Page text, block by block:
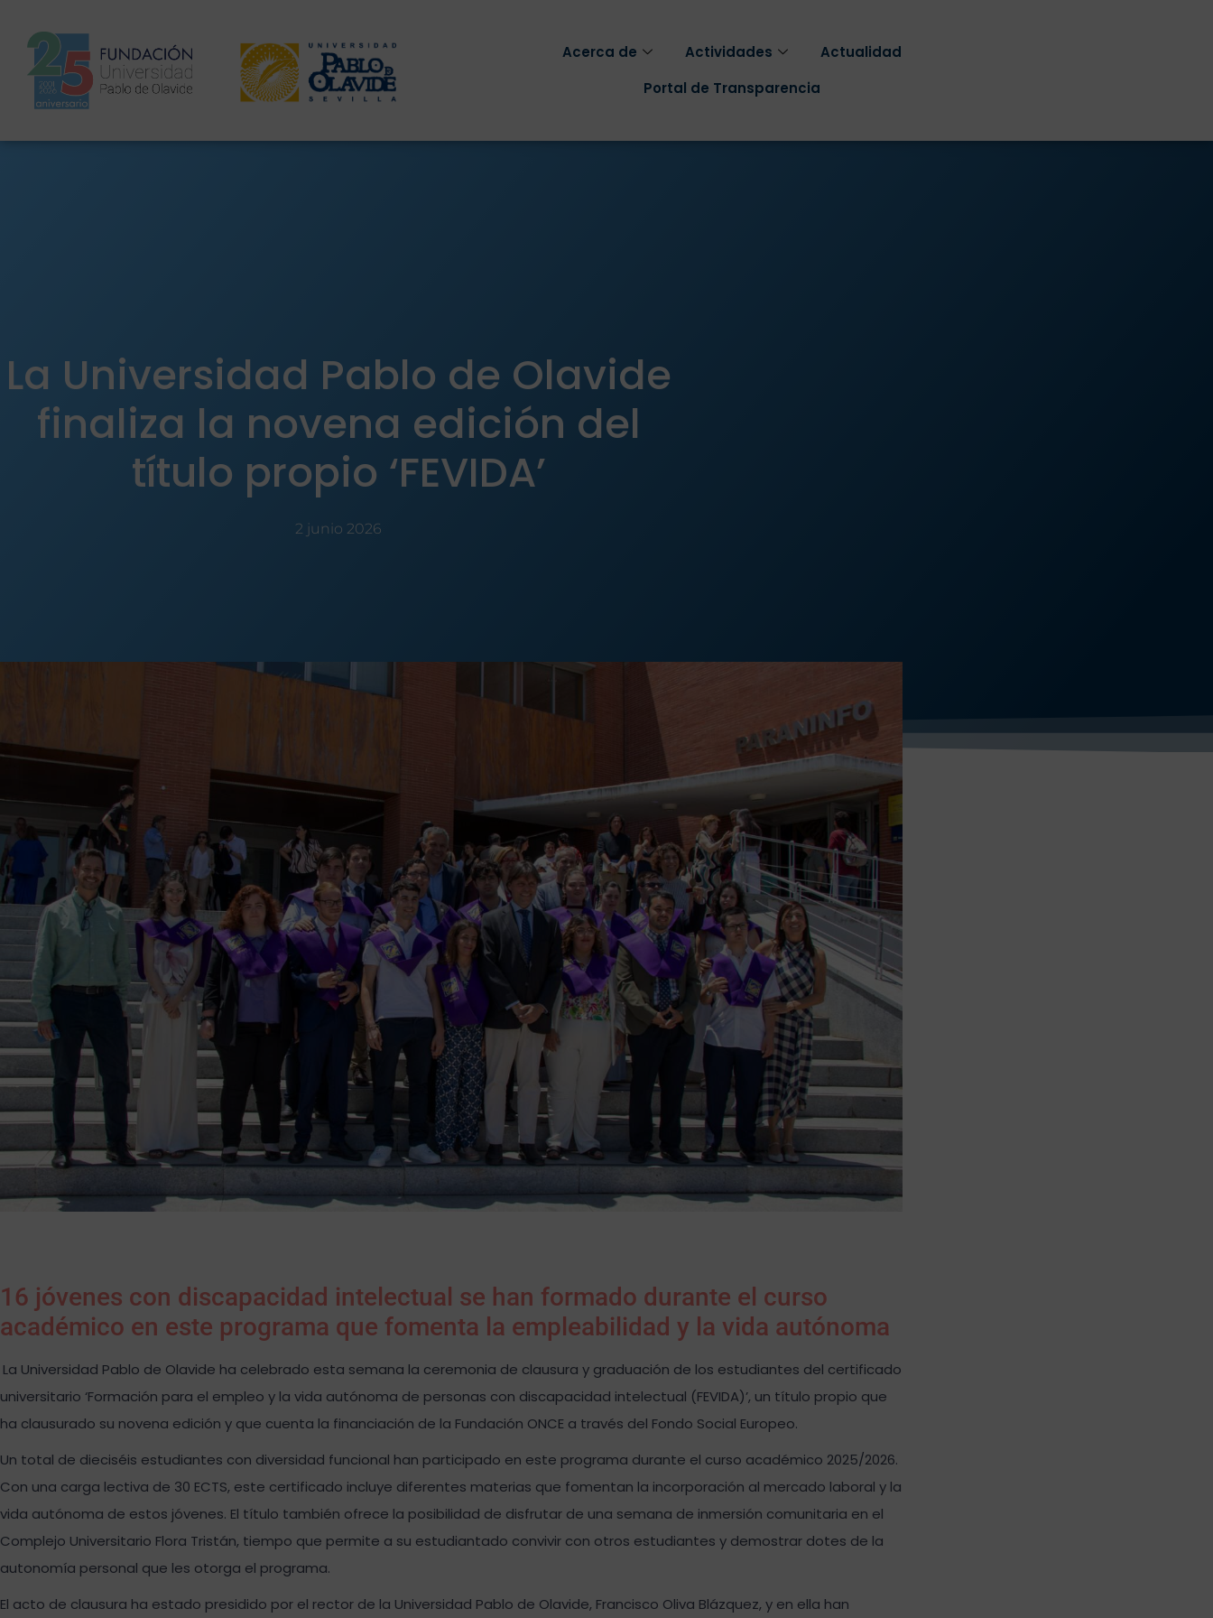
Acerca de Actividades
Actualidad
Portal de Transparencia
La Universidad Pablo de Olavide
finaliza la novena edición del
título propio ‘FEVIDA’
2 junio 2026
16 jóvenes con discapacidad intelectual se han formado durante el curso
académico en este programa que fomenta la empleabilidad y la vida autónoma
La Universidad Pablo de Olavide ha celebrado esta semana la ceremonia de clausura y graduación de los estudiantes del certificado
universitario ‘Formación para el empleo y la vida autónoma de personas con discapacidad intelectual (FEVIDA)’, un título propio que
ha clausurado su novena edición y que cuenta la financiación de la Fundación ONCE a través del Fondo Social Europeo.
Un total de dieciséis estudiantes con diversidad funcional han participado en este programa durante el curso académico 2025/2026.
Con una carga lectiva de 30 ECTS, este certificado incluye diferentes materias que fomentan la incorporación al mercado laboral y la
vida autónoma de estos jóvenes. El título también ofrece la posibilidad de disfrutar de una semana de inmersión comunitaria en el
Complejo Universitario Flora Tristán, tiempo que permite a su estudiantado convivir con otros estudiantes y demostrar dotes de la
autonomía personal que les otorga el programa.
El acto de clausura ha estado presidido por el rector de la Universidad Pablo de Olavide, Francisco Oliva Blázquez, y en ella han